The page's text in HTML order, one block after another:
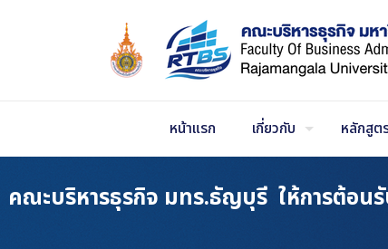
หน้าแรก เกี่ยวกับ หลักสูต
คณะบริหารธุรกิจ มทร.ธัญบุรี ให้การต้อน